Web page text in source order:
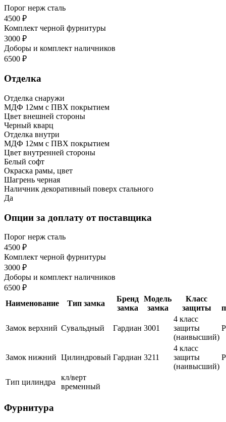
Порог нерж сталь
4500 ₽
Комплект черной фурнитуры
3000 ₽
Доборы и комплект наличников
6500 ₽
Отделка
Отделка снаружи
МДФ 12мм с ПВХ покрытием
Цвет внешней стороны
Черный кварц
Отделка внутри
МДФ 12мм с ПВХ покрытием
Цвет внутренней стороны
Белый софт
Окраска рамы, цвет
Шагрень черная
Наличник декоративный поверх стального
Да
Опции за доплату от поставщика
Порог нерж сталь
4500 ₽
Комплект черной фурнитуры
3000 ₽
Доборы и комплект наличников
6500 ₽
Наименование
Тип замка
Бренд
замка
Модель
замка
Класс
защиты
Замок верхний Сувальдный Гардиан 3001
4 класс
защиты
(наивысший)
Замок нижний Цилиндровый Гардиан 3211
4 класс
защиты
(наивысший)
Тип цилиндра
кл/верт
временный
Фурнитура